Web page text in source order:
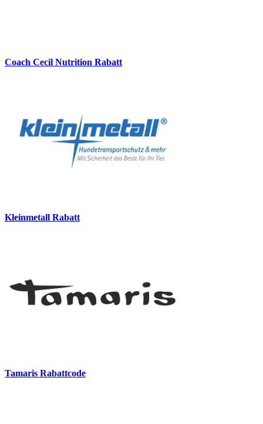
Coach Cecil Nutrition Rabatt
Kleinmetall Rabatt
Tamaris Rabattcode